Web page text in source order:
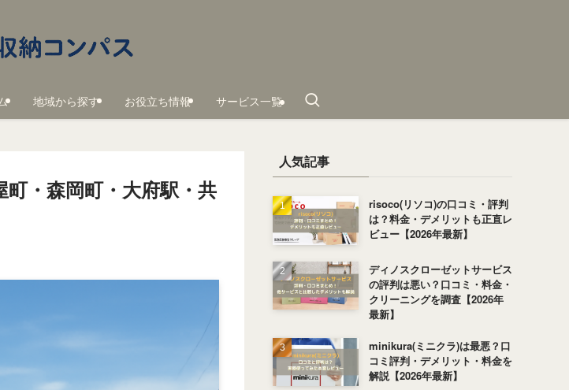
地域から探す お役立ち情報 サービス一覧
・森岡町・大府駅・共
人気記事
risoco(リソコ)の口コミ・評判
は？料金・デメリットも正直レ
ビュー【2026年最新】
ディノスクローゼットサービス
の評判は悪い？口コミ・料金・
クリーニングを調査【2026年
最新】
minikura(ミニクラ)は最悪？口
コミ評判・デメリット・料金を
解説【2026年最新】